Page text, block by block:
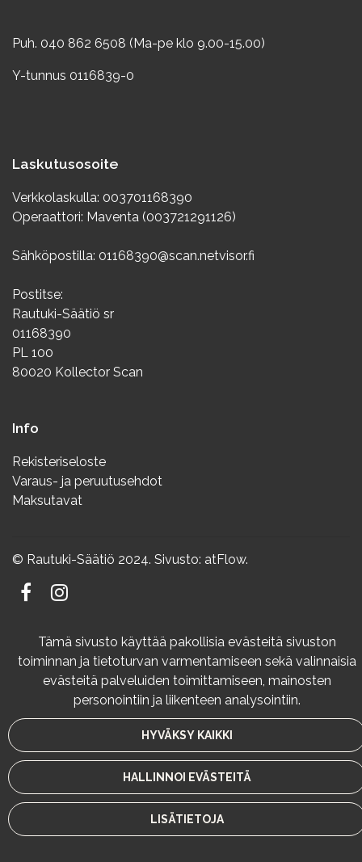
Tämä sivusto käyttää pakollisia evästeitä sivuston
toiminnan ja tietoturvan varmentamiseen sekä valinnaisia
evästeitä palveluiden toimittamiseen, mainosten
personointiin ja liikenteen analysointiin.
HYVÄKSY KAIKKI
HALLINNOI EVÄSTEITÄ
LISÄTIETOJA
Puh. 040 862 6508 (Ma-pe klo 9.00-15.00)
Y-tunnus 0116839-0
Laskutusosoite
Verkkolaskulla: 003701168390
Operaattori: Maventa (003721291126)
Sähköpostilla: 01168390@scan.netvisor.fi
Postitse:
Rautuki-Säätiö sr
01168390
PL 100
80020 Kollector Scan
Info
Rekisteriseloste
Varaus- ja peruutusehdot
Maksutavat
© Rautuki-Säätiö 2024. Sivusto: atFlow.